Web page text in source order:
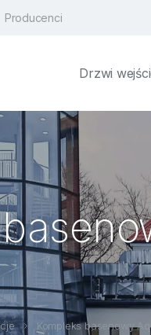
Producenci
Drzwi
Kompleks basenowy